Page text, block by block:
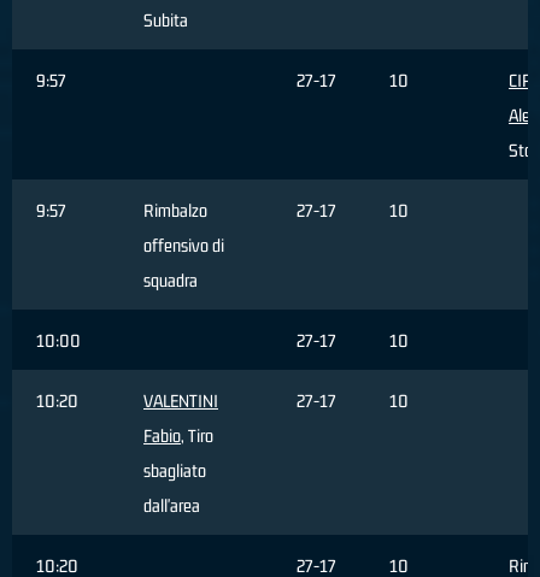
Subita
9:57 27-17 10
9:57
Rimbalzo
offensivo di
squadra
27-17 10
10:00 27-17 10
10:20
VALENTINI
Fabio, Tiro
sbagliato
dall'area
27-17 10
10:20 27-17 10